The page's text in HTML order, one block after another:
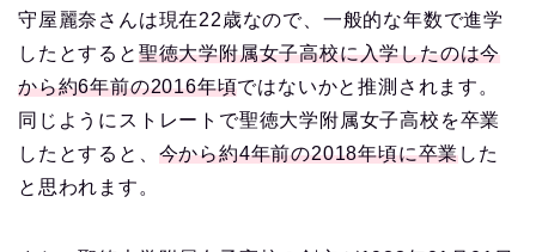
守屋麗奈さんは現在22歳なので、一般的な年数で進学
したとすると 聖徳大学附属女子高校に入学したのは今
から約6年前の2016年頃ではないかと推測されます。
同じようにストレートで聖徳大学附属女子高校を卒業
したとすると、 今から約4年前の2018年頃に卒業した
と思われます。